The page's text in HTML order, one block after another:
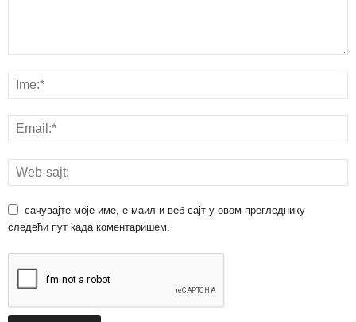
сачувајте моје име, е-маил и веб сајт у овом прегледнику
следећи пут када коментаришем.